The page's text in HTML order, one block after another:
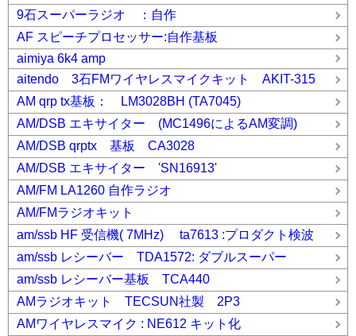
9石スーパーラジオ ：自作
AF スピーチプロセッサー:自作基板
aimiya 6k4 amp
aitendo 3石FMワイヤレスマイクキット AKIT-315
AM qrp tx基板： LM3028BH (TA7045)
AM/DSB エキサイター (MC1496によるAM変調)
AM/DSB qrptx 基板 CA3028
AM/DSB エキサイター 'SN16913'
AM/FM LA1260 自作ラジオ
AM/FMラジオキット
am/ssb HF 受信機( 7MHz) ta7613 :プロダクト検波
am/ssb レシーバー TDA1572: ダブルスーパー
am/ssb レシーバー基板 TCA440
AMラジオキット TECSUN社製 2P3
AMワイヤレスマイク : NE612 キット化